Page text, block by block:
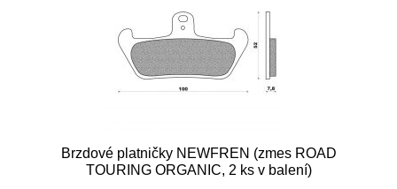
Brzdové platničky NEWFREN (zmes ROAD
TOURING ORGANIC, 2 ks v balení)